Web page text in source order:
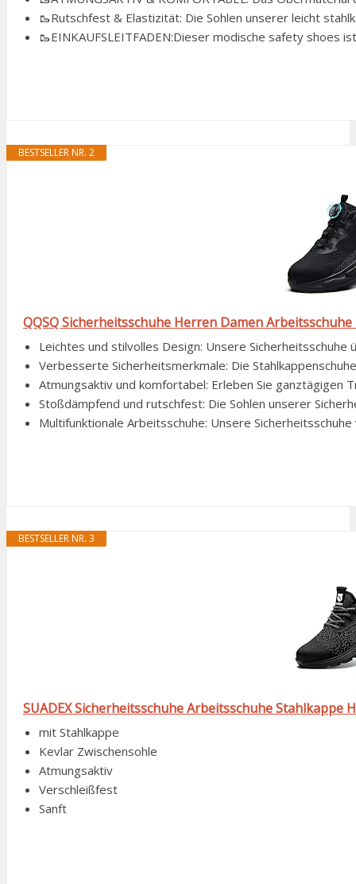
🥾Rutschfest & Elastizität: Die Sohlen unserer leicht
🥾EINKAUFSLEITFADEN:Dieser modische safety shoes
BESTSELLER NR. 2
QQSQ Sicherheitsschuhe Herren Damen
Leichtes und stilvolles Design: Unsere
Verbesserte Sicherheitsmerkmale: Die
Atmungsaktiv und komfortabel: Erleben Sie ganztägigen
Stoßdämpfend und rutschfest: Die Sohlen unserer
Multifunktionale Arbeitsschuhe: Unsere
BESTSELLER NR. 3
SUADEX Sicherheitsschuhe Arbeitsschuhe Stahlkappe
mit Stahlkappe
Kevlar Zwischensohle
Atmungsaktiv
Verschleißfest
Sanft